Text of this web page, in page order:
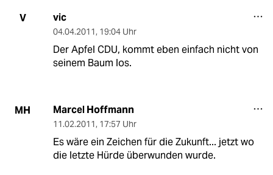
V vic
04.04.2011, 19:04 Uhr
Der Apfel CDU, kommt eben einfach nicht von
seinem Baum los.
MH Marcel Hoffmann
11.02.2011, 17:57 Uhr
Es wäre ein Zeichen für die Zukunft... jetzt wo
die letzte Hürde überwunden wurde.